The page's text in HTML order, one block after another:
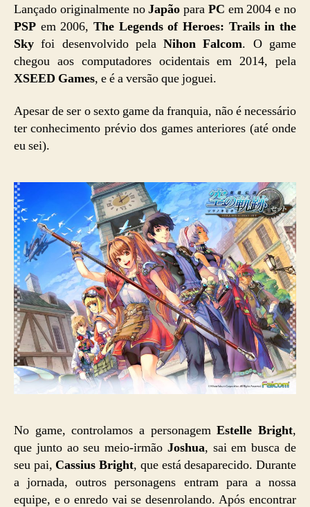
Lançado originalmente noJapão para PC em 2004 e no
PSP em 2006, The Legends of Heroes: Trails in the
Sky foi desenvolvido pelaNihon Falcom. O game
chegou aos computadores ocidentais em 2014, pela
XSEED Games, e é a versão que joguei.
Apesar de ser o sexto game da franquia, não é necessário
ter conhecimento prévio dos games anteriores (até onde
eu sei).
No game, controlamos a personagemEstelle Bright,
que junto ao seu meio-irmão Joshua, sai em busca de
seu pai, Cassius Bright, que está desaparecido. Durante
a jornada, outros personagens entram para a nossa
equipe, e o enredo vai se desenrolando. Após encontrar